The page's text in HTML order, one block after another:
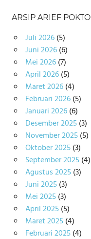
ARSIP ARIEF POKTO
Juli 2026(5)
Juni 2026(6)
Mei 2026(7)
April 2026(5)
Maret 2026(4)
Februari 2026(5)
Januari 2026(6)
Desember 2025(3)
November 2025(5)
Oktober 2025(3)
September 2025(4)
Agustus 2025(3)
Juni 2025(3)
Mei 2025(3)
April 2025(5)
Maret 2025(4)
Februari 2025(4)